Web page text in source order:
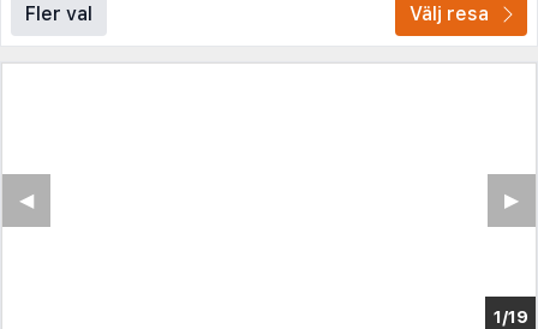
Fler val Välj resa
1/14
▶︎
◀︎